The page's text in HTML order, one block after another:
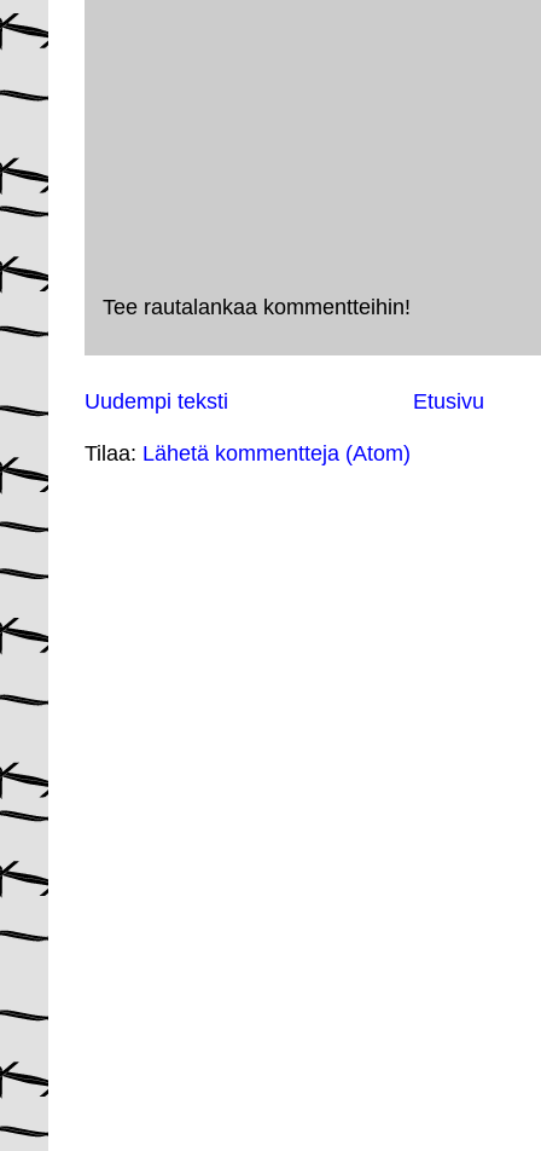
Tee rautalankaa kommentteihin!
Uudempi teksti Etusivu
Tilaa: Lähetä kommentteja (Atom)